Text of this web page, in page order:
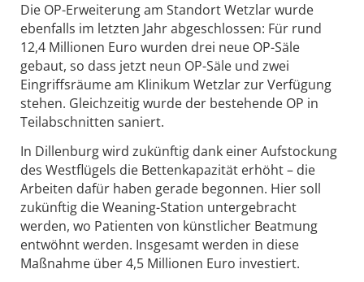
Die OP-Erweiterung am Standort Wetzlar wurde
ebenfalls im letzten Jahr abgeschlossen: Für rund
12,4 Millionen Euro wurden drei neue OP-Säle
gebaut, so dass jetzt neun OP-Säle und zwei
Eingriffsräume am Klinikum Wetzlar zur Verfügung
stehen. Gleichzeitig wurde der bestehende OP in
Teilabschnitten saniert.
In Dillenburg wird zukünftig dank einer Aufstockung
des Westflügels die Bettenkapazität erhöht – die
Arbeiten dafür haben gerade begonnen. Hier soll
zukünftig die Weaning-Station untergebracht
werden, wo Patienten von künstlicher Beatmung
entwöhnt werden. Insgesamt werden in diese
Maßnahme über 4,5 Millionen Euro investiert.